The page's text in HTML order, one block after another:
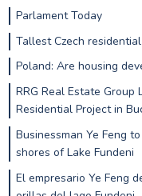
Parlament Today
Tallest Czech
Poland: Are housing
RRG Real Estate Group
Residential Project in
Businessman Ye Feng
shores of Lake Fundeni
El empresario Ye Feng